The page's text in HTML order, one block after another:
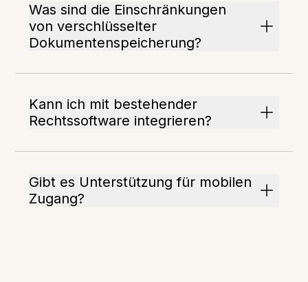
Was sind die Einschränkungen
von verschlüsselter
Dokumentenspeicherung?
Kann ich mit bestehender
Rechtssoftware integrieren?
Gibt es Unterstützung für mobilen
Zugang?